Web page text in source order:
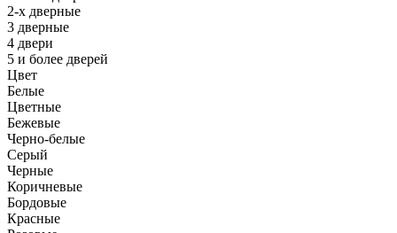
2-х дверные
3 дверные
4 двери
5 и более дверей
Цвет
Белые
Цветные
Бежевые
Черно-белые
Серый
Черные
Коричневые
Бордовые
Красные